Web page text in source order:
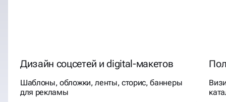
Дизайн соцсетей и digital-макетов
Шаблоны, обложки, ленты, сторис, баннеры
для рекламы